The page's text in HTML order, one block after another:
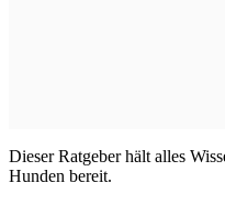
Dieser Ratgeber hält alles
Hunden bereit.